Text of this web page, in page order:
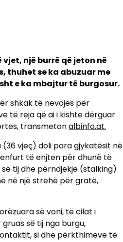
vjet, një burrë që jeton në
thuhet se ka abuzuar me
e ka mbajtur të burgosur.
shkak të nevojës për
të reja që ai i kishte dërguar
transmetonalbinfo.at.
(36 vjeç) doli para gjykatësit në
të enjten për dhunë të
tij dhe përndjekje (stalking)
në një strehë për gratë,
së voni, të cilat i
së tij nga burgu,
si dhe përkthimeve të